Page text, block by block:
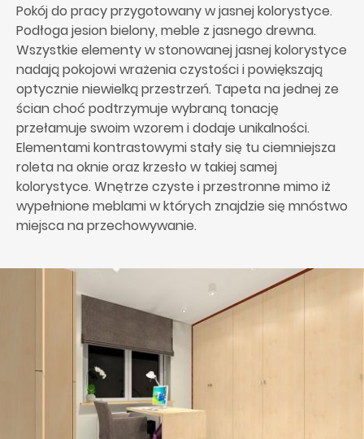
Pokój do pracy przygotowany w jasnej kolorystyce.
Podłoga jesion bielony, meble z jasnego drewna.
Wszystkie elementy w stonowanej jasnej kolorystyce
nadają pokojowi wrażenia czystości i powiększają
optycznie niewielką przestrzeń. Tapeta na jednej ze
ścian choć podtrzymuje wybraną tonację
przełamuje swoim wzorem i dodaje unikalności.
Elementami kontrastowymi stały się tu ciemniejsza
roleta na oknie oraz krzesło w takiej samej
kolorystyce. Wnętrze czyste i przestronne mimo iż
wypełnione meblami w których znajdzie się mnóstwo
miejsca na przechowywanie.